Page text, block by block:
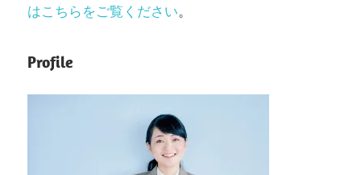
はこちらをご覧ください。
Profile